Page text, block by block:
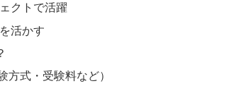
クトで活躍
活かす
方式・受験料など）